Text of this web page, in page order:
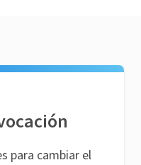
para cambiar el